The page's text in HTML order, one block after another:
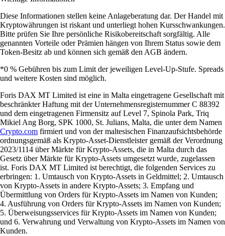
Diese Informationen stellen keine Anlageberatung dar. Der Handel mit
Kryptowährungen ist riskant und unterliegt hohen Kursschwankungen.
Bitte prüfen Sie Ihre persönliche Risikobereitschaft sorgfältig. Alle
genannten Vorteile oder Prämien hängen von Ihrem Status sowie dem
Token-Besitz ab und können sich gemäß den AGB ändern.
*0 % Gebühren bis zum Limit der jeweiligen Level-Up-Stufe. Spreads
und weitere Kosten sind möglich.
Foris DAX MT Limited ist eine in Malta eingetragene Gesellschaft mit
beschränkter Haftung mit der Unternehmensregisternummer C 88392
und dem eingetragenen Firmensitz auf Level 7, Spinola Park, Triq
Mikiel Ang Borg, SPK 1000, St. Julians, Malta, die unter dem Namen
Crypto.com firmiert und von der maltesischen Finanzaufsichtsbehörde
ordnungsgemäß als Krypto-Asset-Dienstleister gemäß der Verordnung
2023/1114 über Märkte für Krypto-Assets, die in Malta durch das
Gesetz über Märkte für Krypto-Assets umgesetzt wurde, zugelassen
ist. Foris DAX MT Limited ist berechtigt, die folgenden Services zu
erbringen: 1. Umtausch von Krypto-Assets in Geldmittel; 2. Umtausch
von Krypto-Assets in andere Krypto-Assets; 3. Empfang und
Übermittlung von Orders für Krypto-Assets im Namen von Kunden;
4. Ausführung von Orders für Krypto-Assets im Namen von Kunden;
5. Überweisungsservices für Krypto-Assets im Namen von Kunden;
und 6. Verwahrung und Verwaltung von Krypto-Assets im Namen von
Kunden.